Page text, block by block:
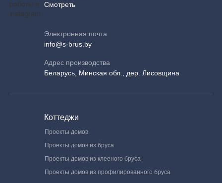
Смотреть
Электронная почта
info@s-brus.by
Адрес производства
Беларусь, Минская обл., дер. Лисовщина
Коттеджи
Проекты домов
Проекты домов из бруса
Проекты домов из клееного бруса
Проекты домов из профилированного бруса